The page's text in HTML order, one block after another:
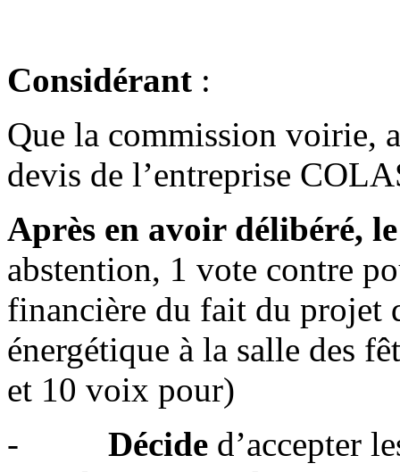
Considérant :
Que la commission voirie,
devis de l’entreprise
Après en avoir délibéré,
abstention, 1 vote contre
financière du fait du projet
énergétique à la salle des
et 10 voix pour)
- Décide d’accepter